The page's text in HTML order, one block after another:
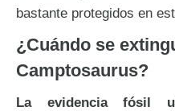
bastante protegidos en
¿Cuándo se
Camptosaurus?
La evidencia fósil